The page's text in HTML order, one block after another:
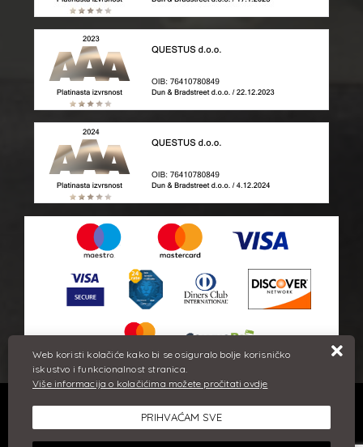
što bolji i točniji opis i sliku. Unatoč tome, ne možemo
garantirati da su svi navedeni podaci i slike u potpunosti točni.
Web koristi kolačiće kako bi se osiguralo bolje korisničko
iskustvo i funkcionalnost stranica.
Više informacija o kolačićima možete pročitati ovdje
PRIHVAĆAM SVE